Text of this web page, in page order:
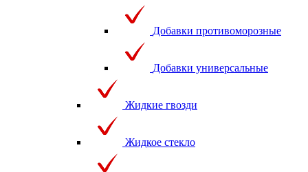
Добавки противоморозные
Добавки универсальные
Жидкие гвозди
Жидкое стекло